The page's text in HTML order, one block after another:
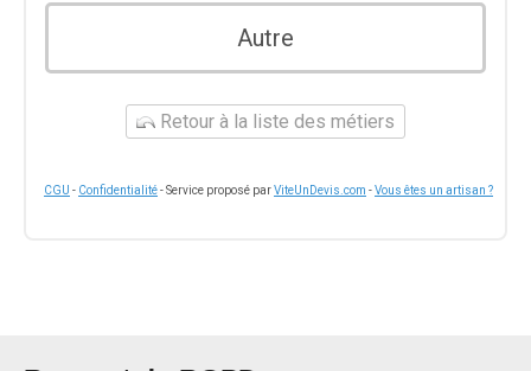
Autre
Retour à la liste des métiers
CGU - Confidentialité- Service proposé parViteUnDevis.com -Vous êtes un artisan ?